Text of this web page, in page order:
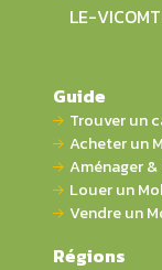
LE-
Guide
Trouver un
Acheter un
Aménager
Louer un
Vendre un
Régions